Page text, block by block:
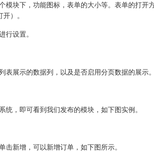
模块下，功能图标，表单的大小等。表单的打开
）。
行设置。
展示的数据列，以及是否启用分页数据的展示。
，即可看到我们发布的模块，如下图实例。
新增，可以新增订单，如下图所示。